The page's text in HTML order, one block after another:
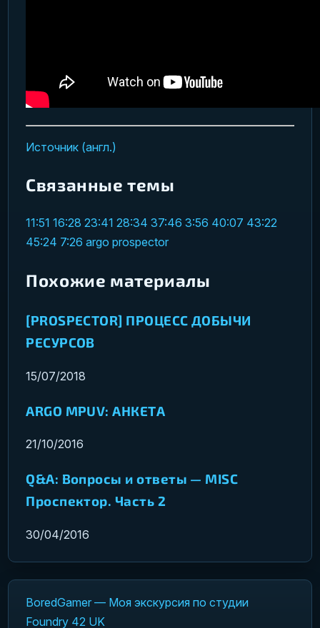
Источник (англ.)
Связанные темы
11:51 16:28 23:41 28:34 37:46 3:56 40:07 43:22
45:24 7:26 argo prospector
Похожие материалы
[PROSPECTOR] ПРОЦЕСС ДОБЫЧИ
РЕСУРСОВ
15/07/2018
ARGO MPUV: АНКЕТА
21/10/2016
Q&A: Вопросы и ответы — MISC
Проспектор. Часть 2
30/04/2016
Навигация по записям
BoredGamer — Моя экскурсия по студии
Foundry 42 UK